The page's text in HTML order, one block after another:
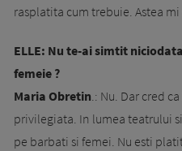
rasplatita cum trebuie. Astea
ELLE: Nu te-ai simtit
femeie ?
Maria Obretin.: Nu. Dar cred
privilegiata. In lumea teatrului
pe barbati si femei. Nu esti